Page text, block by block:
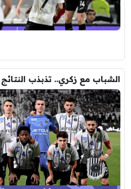
الشباب مع زكري.. تذبذب